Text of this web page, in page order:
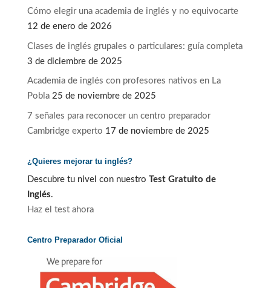
Cómo elegir una academia de inglés y no equivocarte
12 de enero de 2026
Clases de inglés grupales o particulares: guía completa
3 de diciembre de 2025
Academia de inglés con profesores nativos en La
Pobla 25 de noviembre de 2025
7 señales para reconocer un centro preparador
Cambridge experto 17 de noviembre de 2025
¿Quieres mejorar tu inglés?
Descubre tu nivel con nuestro Test Gratuito de
Inglés.
Haz el test ahora
Centro Preparador Oficial